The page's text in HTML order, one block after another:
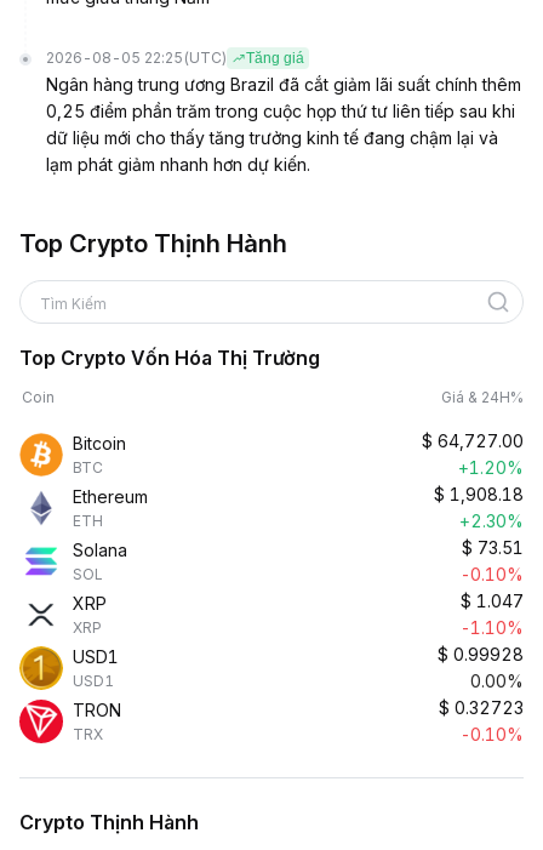
2026-08-05 22:25 (UTC) Tăng giá
Ngân hàng trung ương Brazil đã cắt giảm lãi suất chính thêm
0,25 điểm phần trăm trong cuộc họp thứ tư liên tiếp sau khi
dữ liệu mới cho thấy tăng trưởng kinh tế đang chậm lại và
lạm phát giảm nhanh hơn dự kiến.
Top Crypto Thịnh Hành
Tìm Kiếm
Top Crypto Vốn Hóa Thị Trường
Coin Giá & 24H%
Bitcoin
BTC
$ 64,727.00
+1.20%
Ethereum
ETH
$ 1,908.18
+2.30%
Solana
SOL
$ 73.51
-0.10%
XRP
XRP
$ 1.047
-1.10%
USD1
USD1
$ 0.99928
0.00%
TRON
TRX
$ 0.32723
-0.10%
Crypto Thịnh Hành